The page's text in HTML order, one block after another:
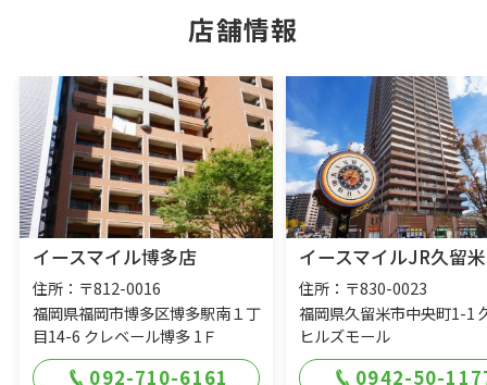
店舗情報
イースマイル博多店
住所：〒812-0016
福岡県福岡市博多区博多駅南１丁
目14-6 クレベール博多 1Ｆ
092-710-6161
イースマイルJR久留
住所：〒830-0023
福岡県久留米市中央町1-1
ヒルズモール
0942-50-